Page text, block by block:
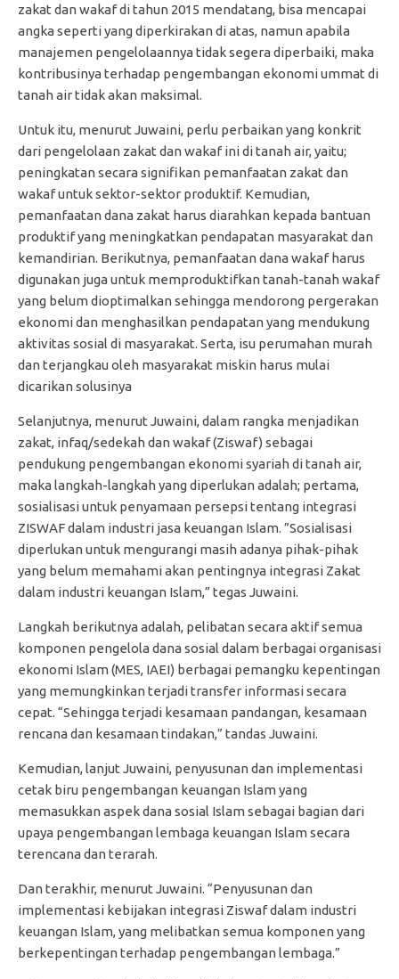
zakat dan wakaf di tahun 2015 mendatang, bisa mencapai
angka seperti yang diperkirakan di atas, namun apabila
manajemen pengelolaannya tidak segera diperbaiki, maka
kontribusinya terhadap pengembangan ekonomi ummat di
tanah air tidak akan maksimal.
Untuk itu, menurut Juwaini, perlu perbaikan yang konkrit
dari pengelolaan zakat dan wakaf ini di tanah air, yaitu;
peningkatan secara signifikan pemanfaatan zakat dan
wakaf untuk sektor-sektor produktif. Kemudian,
pemanfaatan dana zakat harus diarahkan kepada bantuan
produktif yang meningkatkan pendapatan masyarakat dan
kemandirian. Berikutnya, pemanfaatan dana wakaf harus
digunakan juga untuk memproduktifkan tanah-tanah wakaf
yang belum dioptimalkan sehingga mendorong pergerakan
ekonomi dan menghasilkan pendapatan yang mendukung
aktivitas sosial di masyarakat. Serta, isu perumahan murah
dan terjangkau oleh masyarakat miskin harus mulai
dicarikan solusinya
Selanjutnya, menurut Juwaini, dalam rangka menjadikan
zakat, infaq/sedekah dan wakaf (Ziswaf) sebagai
pendukung pengembangan ekonomi syariah di tanah air,
maka langkah-langkah yang diperlukan adalah; pertama,
sosialisasi untuk penyamaan persepsi tentang integrasi
ZISWAF dalam industri jasa keuangan Islam. ”Sosialisasi
diperlukan untuk mengurangi masih adanya pihak-pihak
yang belum memahami akan pentingnya integrasi Zakat
dalam industri keuangan Islam,” tegas Juwaini.
Langkah berikutnya adalah, pelibatan secara aktif semua
komponen pengelola dana sosial dalam berbagai organisasi
ekonomi Islam (MES, IAEI) berbagai pemangku kepentingan
yang memungkinkan terjadi transfer informasi secara
cepat. “Sehingga terjadi kesamaan pandangan, kesamaan
rencana dan kesamaan tindakan,” tandas Juwaini.
Kemudian, lanjut Juwaini, penyusunan dan implementasi
cetak biru pengembangan keuangan Islam yang
memasukkan aspek dana sosial Islam sebagai bagian dari
upaya pengembangan lembaga keuangan Islam secara
terencana dan terarah.
Dan terakhir, menurut Juwaini. “Penyusunan dan
implementasi kebijakan integrasi Ziswaf dalam industri
keuangan Islam, yang melibatkan semua komponen yang
berkepentingan terhadap pengembangan lembaga.”